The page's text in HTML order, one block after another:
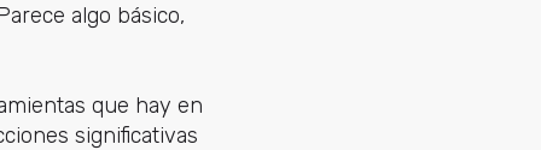
algo básico,
que hay en
significativas